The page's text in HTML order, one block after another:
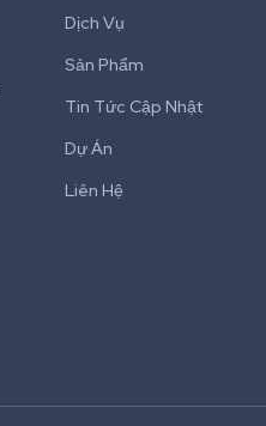
Dịch Vụ
Sản Phẩm
Tin Tức Cập Nhật
Dự Án
Liên Hệ